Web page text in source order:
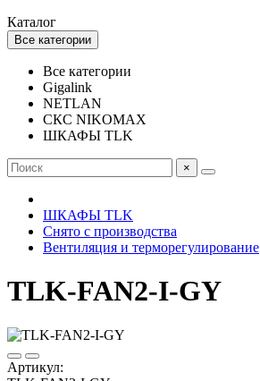
Каталог
Все категории
Все категории
Gigalink
NETLAN
СКС NIKOMAX
ШКАФЫ TLK
×
ШКАФЫ TLK
Снято с производства
Вентиляция и терморегулирование
TLK-FAN2-I-GY
Артикул: